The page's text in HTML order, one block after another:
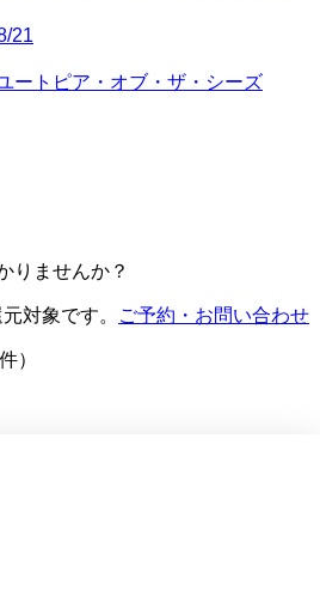
21
ートピア・オブ・ザ・シーズ
りませんか？
対象です。 ご予約・お問い合わせ
）